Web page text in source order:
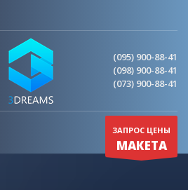
(095) 900-88-41
(098) 900-88-41
(073) 900-88-41
ЗАПРОС ЦЕНЫ
МАКЕТА